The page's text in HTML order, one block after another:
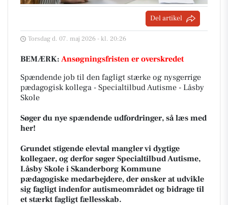
Del artikel
Torsdag d. 07. maj 2026 - kl. 20:26
BEMÆRK: Ansøgningsfristen er overskredet
Spændende job til den fagligt stærke og nysgerrige
pædagogisk kollega - Specialtilbud Autisme - Låsby
Skole
Søger du nye spændende udfordringer, så læs med
her!
Grundet stigende elevtal mangler vi dygtige
kollegaer, og derfor søger Specialtilbud Autisme,
Låsby Skole i Skanderborg Kommune
pædagogiske medarbejdere, der ønsker at udvikle
sig fagligt indenfor autismeområdet og bidrage til
et stærkt fagligt fællesskab.